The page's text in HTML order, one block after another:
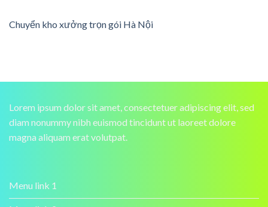
Chuyển kho xưởng trọn gói Hà Nội
Lorem ipsum dolor sit amet, consectetuer adipiscing elit, sed
diam nonummy nibh euismod tincidunt ut laoreet dolore
magna aliquam erat volutpat.
Menu link 1